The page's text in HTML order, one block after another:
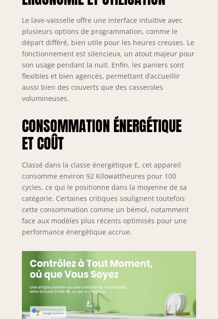
Le lave-vaisselle offre une interface intuitive avec
plusieurs options de programmation, comme le
départ différé, bien utile pour les heures creuses. Le
fonctionnement est silencieux, un atout majeur pour
son usage pendant la nuit. Enfin, les paniers sont
flexibles et bien agencés, permettant d’accueillir
aussi bien des couverts que des casseroles
volumineuses.
CONSOMMATION ÉNERGÉTIQUE
ET COÛT
Classé dans la classe énergétique E, cet appareil
consomme environ 92 Kilowattheures pour 100
cycles, ce qui le positionne dans la moyenne de sa
catégorie. Certaines critiques soulignent toutefois
cette consommation comme un bémol, notamment
face aux modèles plus récents optimisés pour une
performance énergétique accrue.